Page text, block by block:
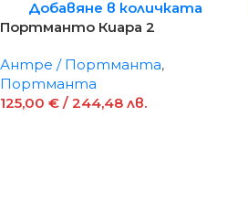
Добавяне в количката
Портманто Киара 2
Антре / Портманта,
Портманта
125,00 € / 244,48 лв.